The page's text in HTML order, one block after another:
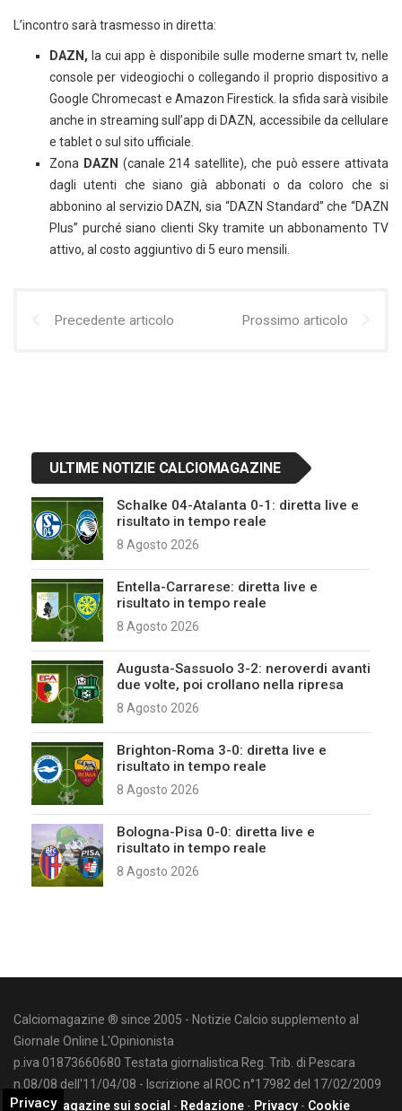
L’incontro sarà trasmesso in diretta:
DAZN, la cui app è disponibile sulle moderne smart tv, nelle
console per videogiochi o collegando il proprio dispositivo a
Google Chromecast e Amazon Firestick. la sfida sarà visibile
anche in streaming sull’app di DAZN, accessibile da cellulare
e tablet o sul sito ufficiale.
Zona DAZN (canale 214 satellite), che può essere attivata
dagli utenti che siano già abbonati o da coloro che si
abbonino al servizio DAZN, sia “DAZN Standard” che “DAZN
Plus” purché siano clienti Sky tramite un abbonamento TV
attivo, al costo aggiuntivo di 5 euro mensili.
Precedente articolo Prossimo articolo
ULTIME NOTIZIE CALCIOMAGAZINE
Schalke 04-Atalanta 0-1: diretta live e
risultato in tempo reale
8 Agosto 2026
Entella-Carrarese: diretta live e
risultato in tempo reale
8 Agosto 2026
Augusta-Sassuolo 3-2: neroverdi avanti
due volte, poi crollano nella ripresa
8 Agosto 2026
Brighton-Roma 3-0: diretta live e
risultato in tempo reale
8 Agosto 2026
Bologna-Pisa 0-0: diretta live e
risultato in tempo reale
8 Agosto 2026
Calciomagazine ® since 2005 - Notizie Calcio supplemento al
Giornale Online L'Opinionista
p.iva 01873660680 Testata giornalistica Reg. Trib. di Pescara
n.08/08 dell'11/04/08 - Iscrizione al ROC n°17982 del 17/02/2009
Calciomagazine sui social - Redazione - Privacy - Cookie
Privacy